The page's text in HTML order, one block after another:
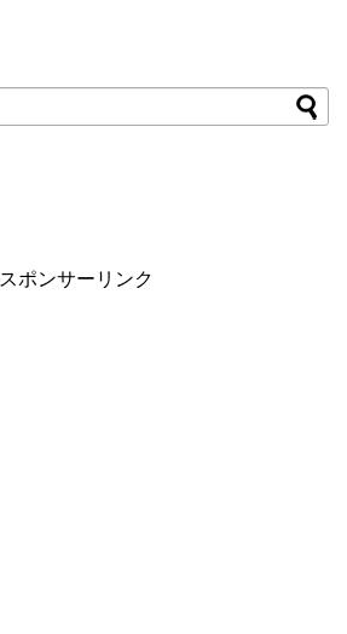
スポンサーリンク